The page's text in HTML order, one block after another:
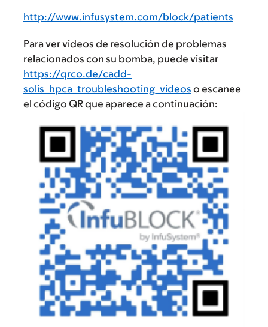
http://www.infusystem.com/block/patients
Para ver videos de resolución de problemas
relacionados con su bomba, puede visitar
https://qrco.de/cadd-
solis_hpca_troubleshooting_videos o escanee
el código QR que aparece a continuación: